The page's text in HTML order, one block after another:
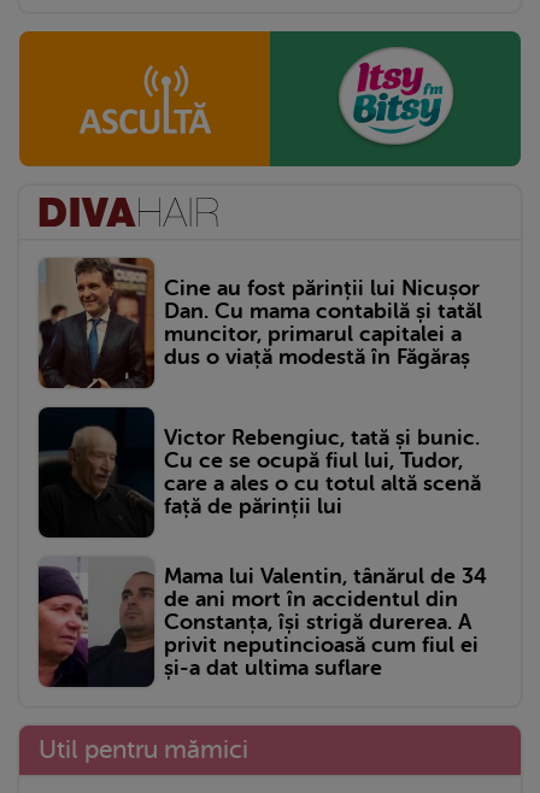
Cine au fost părinții lui Nicușor
Dan. Cu mama contabilă și tatăl
muncitor, primarul capitalei a
dus o viață modestă în Făgăraș
Victor Rebengiuc, tată și bunic.
Cu ce se ocupă fiul lui, Tudor,
care a ales o cu totul altă scenă
față de părinții lui
Mama lui Valentin, tânărul de 34
de ani mort în accidentul din
Constanța, își strigă durerea. A
privit neputincioasă cum fiul ei
și-a dat ultima suflare
Util pentru mămici